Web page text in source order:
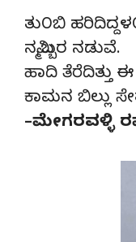
ತು೦ಬಿ
ನಮ್ಮಿಬ್ಬರ ನಡುವೆ.
ಹಾದಿ ತೆರೆದಿತ್ತು
ಕಾಮನ ಬಿಲ್ಲು
–ಮೇಗರವಳ್ಳಿ